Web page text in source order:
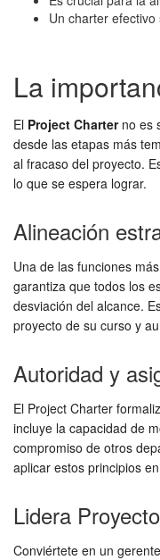
Un charter
La
El Project Charterno es
desde las etapas más
al fracaso del proyecto.
lo que se espera lograr.
Alineación
Una de las funciones
garantiza que todos los
desviación del alcance.
proyecto de su curso y
Autoridad y
El Project Charter
incluye la capacidad de
compromiso de otros
aplicar estos principios
Lidera
Conviértete en un